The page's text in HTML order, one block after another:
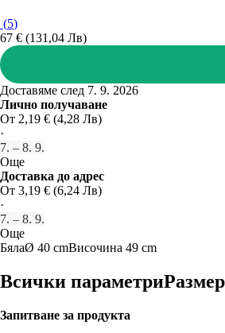
(5)
67 € (131,04 Лв)
Доставяме след 7. 9. 2026
Лично получаване
От 2,19 € (4,28 Лв)
·
7. – 8. 9.
Още
Доставка до адрес
От 3,19 € (6,24 Лв)
·
7. – 8. 9.
Още
БялаØ 40 cmВисочина 49 cm
Всички параметри
Запитване за продукта